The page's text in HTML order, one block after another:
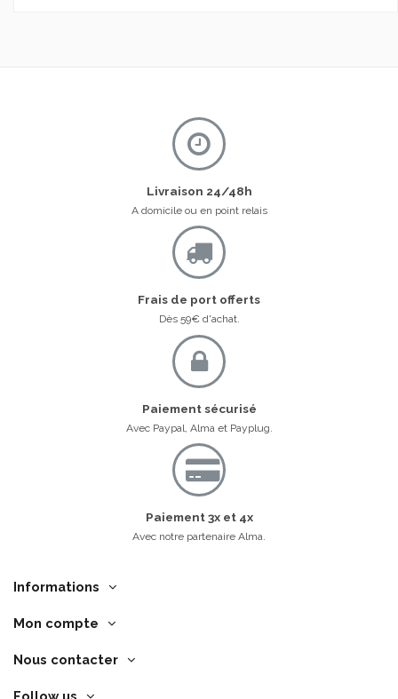
Livraison 24/48h
A domicile ou en point relais
Frais de port offerts
Dès 59€ d'achat.
Paiement sécurisé
Avec Paypal, Alma et Payplug.
Paiement 3x et 4x
Avec notre partenaire Alma.
Informations
Mon compte
Nous contacter
Follow us